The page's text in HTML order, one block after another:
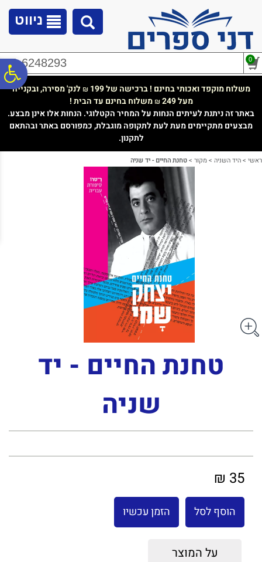
נגישות
ניווט
02-6248293 0
משלוח מוקפד ואכותי בחינם ! ברכישה של 199 ₪ לנק' מסירה, ובקנייה
מעל 249
₪משלוח בחינם עד הבית !
באתר זה ניתנת לעיתים הנחות על המחיר הקטלוגי. הנחות אלו אינן מבצע.
מבצעים מתקיימים מעת לעת לתקופה מוגבלת, כמפורסם באתר ובהתאם
לתקנון.
ראשי >היד השניה >מקור >טחנת החיים - יד שניה
טחנת החיים - יד
שניה
35 ₪
הוסף לסל הזמן עכשיו
על המוצר